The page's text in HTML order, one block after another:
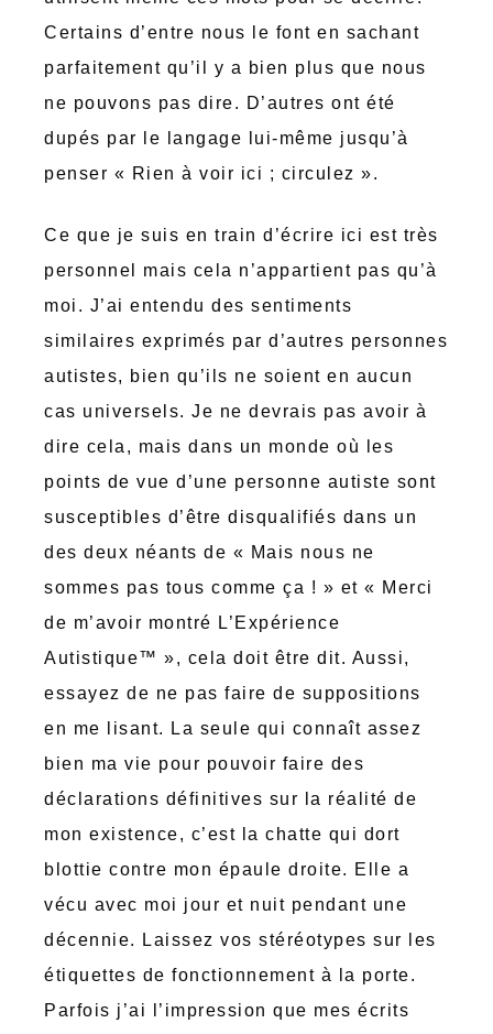
Certains d’entre nous le font en sachant
parfaitement qu’il y a bien plus que nous
ne pouvons pas dire. D’autres ont été
dupés par le langage lui-même jusqu’à
penser « Rien à voir ici ; circulez ».
Ce que je suis en train d’écrire ici est très
personnel mais cela n’appartient pas qu’à
moi. J’ai entendu des sentiments
similaires exprimés par d’autres personnes
autistes, bien qu’ils ne soient en aucun
cas universels. Je ne devrais pas avoir à
dire cela, mais dans un monde où les
points de vue d’une personne autiste sont
susceptibles d’être disqualifiés dans un
des deux néants de « Mais nous ne
sommes pas tous comme ça ! » et « Merci
de m’avoir montré L’Expérience
Autistique™ », cela doit être dit. Aussi,
essayez de ne pas faire de suppositions
en me lisant. La seule qui connaît assez
bien ma vie pour pouvoir faire des
déclarations définitives sur la réalité de
mon existence, c’est la chatte qui dort
blottie contre mon épaule droite. Elle a
vécu avec moi jour et nuit pendant une
décennie. Laissez vos stéréotypes sur les
étiquettes de fonctionnement à la porte.
Parfois j’ai l’impression que mes écrits